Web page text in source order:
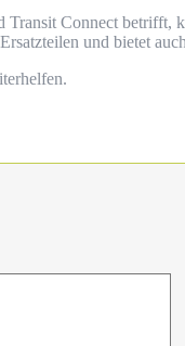
Connect
und bietet